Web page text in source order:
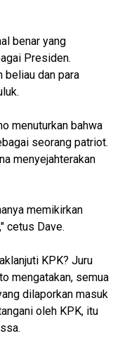
benar yang
Presiden.
beliau dan para
menuturkan bahwa
seorang patriot.
menyejahterakan
memikirkan
cetus Dave.
KPK? Juru
mengatakan, semua
dilaporkan masuk
oleh KPK, itu